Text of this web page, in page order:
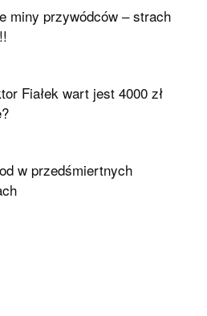
miny przywódców – strach
Fiałek wart jest 4000 zł
w przedśmiertnych